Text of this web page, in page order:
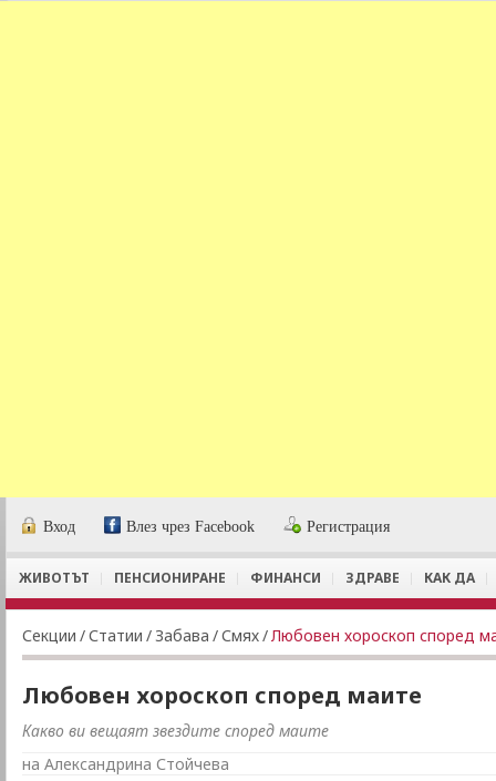
Вход Влез чрез Facebook Регистрация
ЖИВОТЪТ ПЕНСИОНИРАНЕ ФИНАНСИ ЗДРАВЕ КАК ДА
Секции /Статии / Забава /Смях/Любовен хороскоп според
Любовен хороскоп според маите
Какво ви вещаят звездите според маите
на Александрина Стойчева